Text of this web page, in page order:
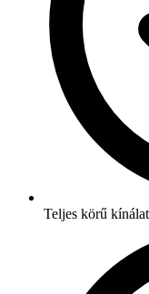
Teljes körű kínálat